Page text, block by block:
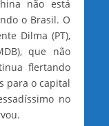
não está
o Brasil. O
Dilma (PT),
que não
flertando
para o capital
no